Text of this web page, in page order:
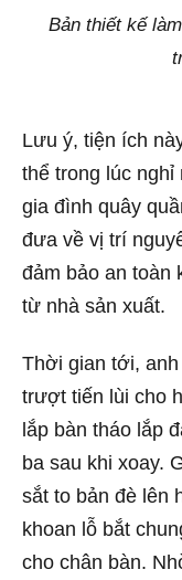
Bản thiết kế
Lưu ý, tiện ích
thể trong lúc
gia đình quây
đưa về vị trí
đảm bảo an toàn
từ nhà sản xuất.
Thời gian tới,
trượt tiến lùi cho
lắp bàn tháo lắp
ba sau khi xoay.
sắt to bản đè lên
khoan lỗ bắt
cho chân bàn.